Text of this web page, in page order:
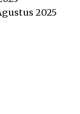
2025